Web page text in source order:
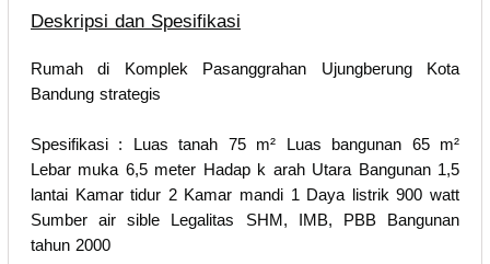
Deskripsi dan Spesifikasi
Rumah di Komplek Pasanggrahan Ujungberung Kota
Bandung strategis
Spesifikasi : Luas tanah 75 m² Luas bangunan 65 m²
Lebar muka 6,5 meter Hadap k arah Utara Bangunan 1,5
lantai Kamar tidur 2 Kamar mandi 1 Daya listrik 900 watt
Sumber air sible Legalitas SHM, IMB, PBB Bangunan
tahun 2000